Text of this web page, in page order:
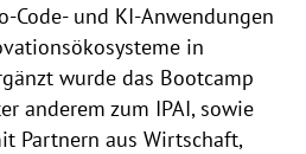
s
Code- und KI-Anwendungen
in
wurde das Bootcamp
anderem zum IPAI, sowie
Partnern aus Wirtschaft,